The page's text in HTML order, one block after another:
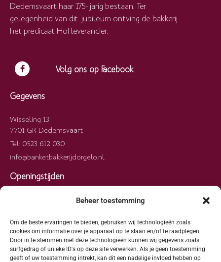
Beheer toestemming
Om de beste ervaringen te bieden, gebruiken wij technologieën zoals
cookies om informatie over je apparaat op te slaan en/of te raadplegen.
Door in te stemmen met deze technologieën kunnen wij gegevens zoals
surfgedrag of unieke ID's op deze site verwerken. Als je geen toestemming
geeft of uw toestemming intrekt, kan dit een nadelige invloed hebben op
Dedemsvaart haar 175-jarig bestaan. Ter
gelegenheid van dit jubileum ontving de bakkerij
het predicaat Hofleverancier.
Volg ons op Facebook
Gegevens
Wisseling 13
7701 GR Dedemsvaart
Tel: 0523 612 030
info@banketbakkerijdorgelo.nl
Openingstijden
Woensdag
Donderdag
Vrijdag
09:00 – 13:00
09:00 – 13:00
09:00 – 13:00
09:00 – 13:00